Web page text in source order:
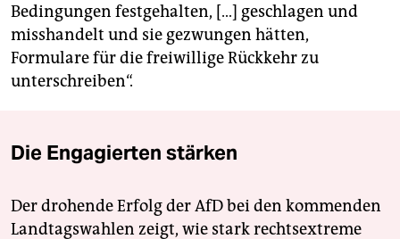
Bedingungen festgehalten, […] geschlagen und
misshandelt und sie gezwungen hätten,
Formulare für die freiwillige Rückkehr zu
unterschreiben“.
Die Engagierten stärken
Der drohende Erfolg der AfD bei den kommenden
Landtagswahlen zeigt, wie stark rechtsextreme